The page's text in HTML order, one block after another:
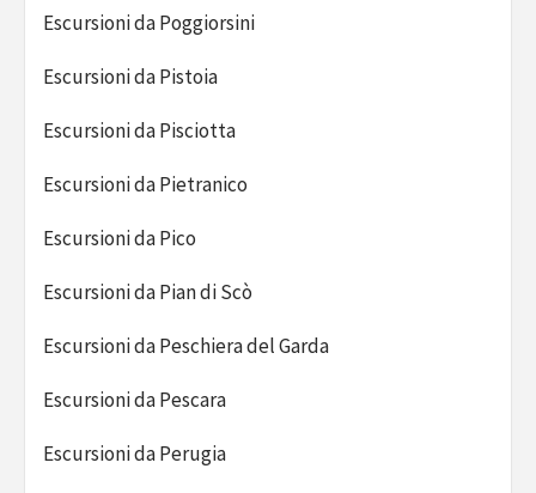
Escursioni da Poggiorsini
Escursioni da Pistoia
Escursioni da Pisciotta
Escursioni da Pietranico
Escursioni da Pico
Escursioni da Pian di Scò
Escursioni da Peschiera del Garda
Escursioni da Pescara
Escursioni da Perugia